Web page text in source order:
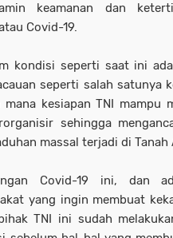
keamanan dan
Covid-19.
kondisi seperti saat ini
seperti salah satunya
mana kesiapan TNI mampu
sehingga
massal terjadi di Tanah
Covid-19 ini, dan
yang ingin membuat
TNI ini sudah